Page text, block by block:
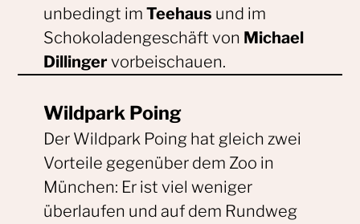
unbedingt imTeehaus und im
Schokoladengeschäft von Michael
Dillingervorbeischauen.
Wildpark Poing
Der Wildpark Poing hat gleich zwei
Vorteile gegenüber dem Zoo in
München: Er ist viel weniger
überlaufen und auf dem Rundweg